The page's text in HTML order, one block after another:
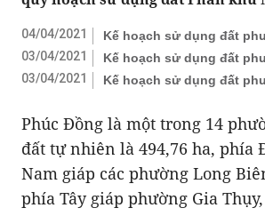
04/04/2021
Kế hoạch sử dụng đất
03/04/2021
Kế hoạch sử dụng đất
03/04/2021
Kế hoạch sử dụng đất
Phúc Đồng là một trong 14
đất tự nhiên là 494,76 ha, phía
Nam giáp các phường Long
phía Tây giáp phường Gia